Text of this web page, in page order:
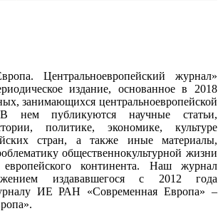
Центральноевропейский журнал»
издание, основанное в 2018
занимающихся центральноевропейской
В нем публикуются научные статьи,
политике, экономике, культуре
стран, а также иные материалы,
общественнокультурной жизни
континента. Наш журнал
издававшегося с 2012 года
ИЕ РАН «Современная Европа» –